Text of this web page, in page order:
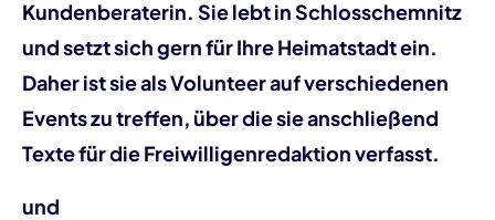
Kundenberaterin. Sie lebt in Schlosschemnitz
und setzt sich gern für Ihre Heimatstadt ein.
Daher ist sie als Volunteer auf verschiedenen
Events zu treffen, über die sie anschließend
Texte für die Freiwilligenredaktion verfasst.
und